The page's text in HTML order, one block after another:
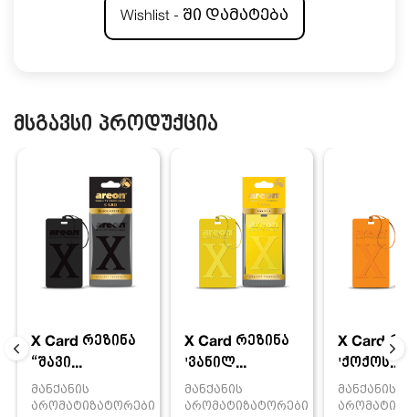
Wishlist - ში დამატება
მსგავსი პროდუქცია
X Card რეზინა
“შავი...
მანქანის
არომატიზატორები
X Card რეზინა
'ვანილ...
მანქანის
არომატიზატორები
X Card
'ქოქოს...
მანქანის